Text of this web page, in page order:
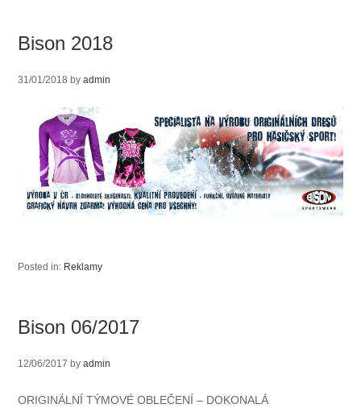
Bison 2018
31/01/2018 byadmin
Posted in: Reklamy
Bison 06/2017
12/06/2017 byadmin
ORIGINÁLNÍ TÝMOVÉ OBLEČENÍ – DOKONALÁ